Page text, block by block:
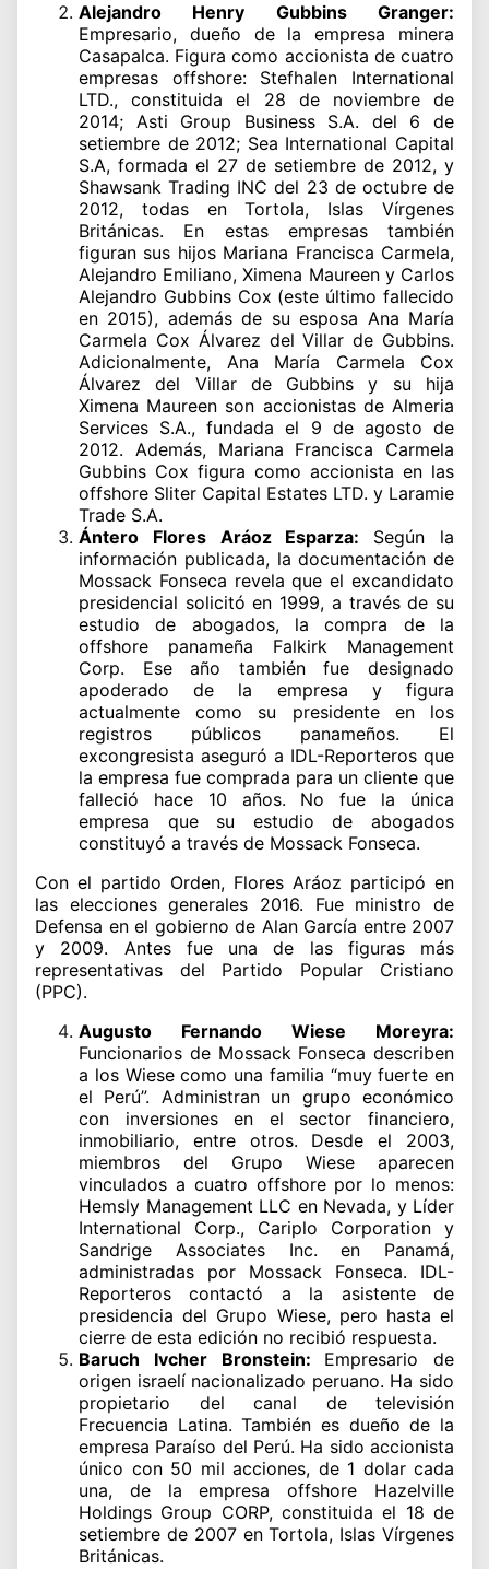
Alejandro Henry Gubbins Granger:
Empresario, dueño de la empresa minera
Casapalca. Figura como accionista de cuatro
empresas offshore: Stefhalen International
LTD., constituida el 28 de noviembre de
2014; Asti Group Business S.A. del 6 de
setiembre de 2012; Sea International Capital
S.A, formada el 27 de setiembre de 2012, y
Shawsank Trading INC del 23 de octubre de
2012, todas en Tortola, Islas Vírgenes
Británicas. En estas empresas también
figuran sus hijos Mariana Francisca Carmela,
Alejandro Emiliano, Ximena Maureen y Carlos
Alejandro Gubbins Cox (este último fallecido
en 2015), además de su esposa Ana María
Carmela Cox Álvarez del Villar de Gubbins.
Adicionalmente, Ana María Carmela Cox
Álvarez del Villar de Gubbins y su hija
Ximena Maureen son accionistas de Almeria
Services S.A., fundada el 9 de agosto de
2012. Además, Mariana Francisca Carmela
Gubbins Cox figura como accionista en las
offshore Sliter Capital Estates LTD. y Laramie
Trade S.A.
Ántero Flores Aráoz Esparza: Según la
información publicada, la documentación de
Mossack Fonseca revela que el excandidato
presidencial solicitó en 1999, a través de su
estudio de abogados, la compra de la
offshore panameña Falkirk Management
Corp. Ese año también fue designado
apoderado de la empresa y figura
actualmente como su presidente en los
registros públicos panameños. El
excongresista aseguró a IDL-Reporteros que
la empresa fue comprada para un cliente que
falleció hace 10 años. No fue la única
empresa que su estudio de abogados
constituyó a través de Mossack Fonseca.
Con el partido Orden, Flores Aráoz participó en
las elecciones generales 2016. Fue ministro de
Defensa en el gobierno de Alan García entre 2007
y 2009. Antes fue una de las figuras más
representativas del Partido Popular Cristiano
(PPC).
Augusto Fernando Wiese Moreyra:
Funcionarios de Mossack Fonseca describen
a los Wiese como una familia “muy fuerte en
el Perú”. Administran un grupo económico
con inversiones en el sector financiero,
inmobiliario, entre otros. Desde el 2003,
miembros del Grupo Wiese aparecen
vinculados a cuatro offshore por lo menos:
Hemsly Management LLC en Nevada, y Líder
International Corp., Cariplo Corporation y
Sandrige Associates Inc. en Panamá,
administradas por Mossack Fonseca. IDL-
Reporteros contactó a la asistente de
presidencia del Grupo Wiese, pero hasta el
cierre de esta edición no recibió respuesta.
Baruch Ivcher Bronstein: Empresario de
origen israelí nacionalizado peruano. Ha sido
propietario del canal de televisión
Frecuencia Latina. También es dueño de la
empresa Paraíso del Perú. Ha sido accionista
único con 50 mil acciones, de 1 dolar cada
una, de la empresa offshore Hazelville
Holdings Group CORP, constituida el 18 de
setiembre de 2007 en Tortola, Islas Vírgenes
Británicas.